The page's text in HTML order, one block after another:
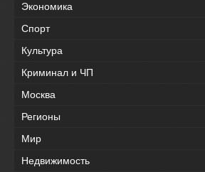
Экономика
Спорт
Культура
Криминал и ЧП
Москва
Регионы
Мир
Недвижимость